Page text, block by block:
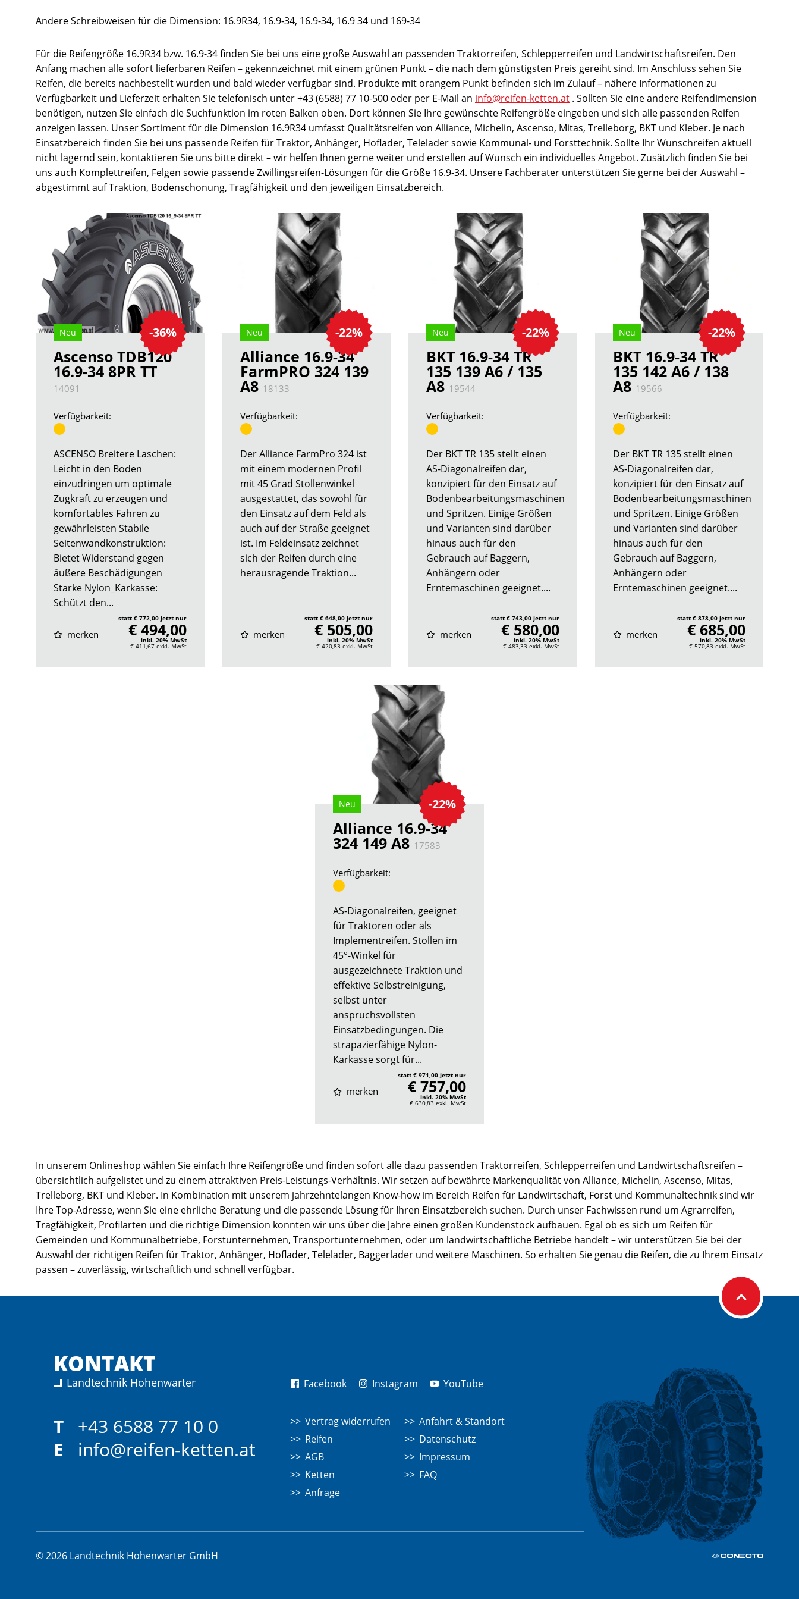
Andere Schreibweisen für die Dimension: 16.9R34, 16.9-34, 16.9-34, 16.9 34 und 169-34
Für die Reifengröße 16.9R34 bzw. 16.9-34 finden Sie bei uns eine große Auswahl an passenden Traktorreifen, Schlepperreifen und Landwirtschaftsreifen. Den
Anfang machen alle sofort lieferbaren Reifen – gekennzeichnet mit einem grünen Punkt – die nach dem günstigsten Preis gereiht sind. Im Anschluss sehen Sie
Reifen, die bereits nachbestellt wurden und bald wieder verfügbar sind. Produkte mit orangem Punkt befinden sich im Zulauf – nähere Informationen zu
Verfügbarkeit und Lieferzeit erhalten Sie telefonisch unter +43 (6588) 77 10-500 oder per E-Mail an info@reifen-ketten.at . Sollten Sie eine andere Reifendimension
benötigen, nutzen Sie einfach die Suchfunktion im roten Balken oben. Dort können Sie Ihre gewünschte Reifengröße eingeben und sich alle passenden Reifen
anzeigen lassen. Unser Sortiment für die Dimension 16.9R34 umfasst Qualitätsreifen von Alliance, Michelin, Ascenso, Mitas, Trelleborg, BKT und Kleber. Je nach
Einsatzbereich finden Sie bei uns passende Reifen für Traktor, Anhänger, Hoflader, Telelader sowie Kommunal- und Forsttechnik. Sollte Ihr Wunschreifen aktuell
nicht lagernd sein, kontaktieren Sie uns bitte direkt – wir helfen Ihnen gerne weiter und erstellen auf Wunsch ein individuelles Angebot. Zusätzlich finden Sie bei
uns auch Komplettreifen, Felgen sowie passende Zwillingsreifen-Lösungen für die Größe 16.9-34. Unsere Fachberater unterstützen Sie gerne bei der Auswahl –
abgestimmt auf Traktion, Bodenschonung, Tragfähigkeit und den jeweiligen Einsatzbereich.
-36%
Neu
Ascenso TDB120
16.9-34 8PR TT
14091
Verfügbarkeit:
ASCENSO Breitere Laschen:
Leicht in den Boden
einzudringen um optimale
Zugkraft zu erzeugen und
komfortables Fahren zu
gewährleisten Stabile
Seitenwandkonstruktion:
Bietet Widerstand gegen
äußere Beschädigungen
Starke Nylon_Karkasse:
Schützt den...
merken
statt € 772,00 jetzt nur
€ 494,00
inkl. 20% MwSt
€ 411,67 exkl. MwSt
-22%
Neu
Alliance 16.9-34
FarmPRO 324 139
A8 18133
Verfügbarkeit:
Der Alliance FarmPro 324 ist
mit einem modernen Profil
mit 45 Grad Stollenwinkel
ausgestattet, das sowohl für
den Einsatz auf dem Feld als
auch auf der Straße geeignet
ist. Im Feldeinsatz zeichnet
sich der Reifen durch eine
herausragende Traktion...
merken
statt € 648,00 jetzt nur
€ 505,00
inkl. 20% MwSt
€ 420,83 exkl. MwSt
-22%
Neu
BKT 16.9-34 TR
135 139 A6 / 135
A8 19544
Verfügbarkeit:
Der BKT TR 135 stellt einen
AS-Diagonalreifen dar,
konzipiert für den Einsatz auf
Bodenbearbeitungsmaschinen
und Spritzen. Einige Größen
und Varianten sind darüber
hinaus auch für den
Gebrauch auf Baggern,
Anhängern oder
Erntemaschinen geeignet....
merken
statt € 743,00 jetzt nur
€ 580,00
inkl. 20% MwSt
€ 483,33 exkl. MwSt
-22%
Neu
BKT 16.9-34 TR
135 142 A6 / 138
A8 19566
Verfügbarkeit:
Der BKT TR 135 stellt einen
AS-Diagonalreifen dar,
konzipiert für den Einsatz auf
Bodenbearbeitungsmaschinen
und Spritzen. Einige Größen
und Varianten sind darüber
hinaus auch für den
Gebrauch auf Baggern,
Anhängern oder
Erntemaschinen geeignet....
merken
statt € 878,00 jetzt nur
€ 685,00
inkl. 20% MwSt
€ 570,83 exkl. MwSt
-22%
Neu
Alliance 16.9-34
324 149 A8 17583
Verfügbarkeit:
AS-Diagonalreifen, geeignet
für Traktoren oder als
Implementreifen. Stollen im
45°-Winkel für
ausgezeichnete Traktion und
effektive Selbstreinigung,
selbst unter
anspruchsvollsten
Einsatzbedingungen. Die
strapazierfähige Nylon-
Karkasse sorgt für...
merken
statt € 971,00 jetzt nur
€ 757,00
inkl. 20% MwSt
€ 630,83 exkl. MwSt
In unserem Onlineshop wählen Sie einfach Ihre Reifengröße und finden sofort alle dazu passenden Traktorreifen, Schlepperreifen und Landwirtschaftsreifen –
übersichtlich aufgelistet und zu einem attraktiven Preis-Leistungs-Verhältnis. Wir setzen auf bewährte Markenqualität von Alliance, Michelin, Ascenso, Mitas,
Trelleborg, BKT und Kleber. In Kombination mit unserem jahrzehntelangen Know-how im Bereich Reifen für Landwirtschaft, Forst und Kommunaltechnik sind wir
Ihre Top-Adresse, wenn Sie eine ehrliche Beratung und die passende Lösung für Ihren Einsatzbereich suchen. Durch unser Fachwissen rund um Agrarreifen,
Tragfähigkeit, Profilarten und die richtige Dimension konnten wir uns über die Jahre einen großen Kundenstock aufbauen. Egal ob es sich um Reifen für
Gemeinden und Kommunalbetriebe, Forstunternehmen, Transportunternehmen, oder um landwirtschaftliche Betriebe handelt – wir unterstützen Sie bei der
Auswahl der richtigen Reifen für Traktor, Anhänger, Hoflader, Telelader, Baggerlader und weitere Maschinen. So erhalten Sie genau die Reifen, die zu Ihrem Einsatz
passen – zuverlässig, wirtschaftlich und schnell verfügbar.
KONTAKT
Landtechnik Hohenwarter
T
+43 6588 77 10 0
E
info@reifen-ketten.at
Facebook Instagram YouTube
Vertrag widerrufen
Reifen
AGB
Ketten
Anfrage
Anfahrt & Standort
Datenschutz
Impressum
FAQ
© 2026 Landtechnik Hohenwarter GmbH